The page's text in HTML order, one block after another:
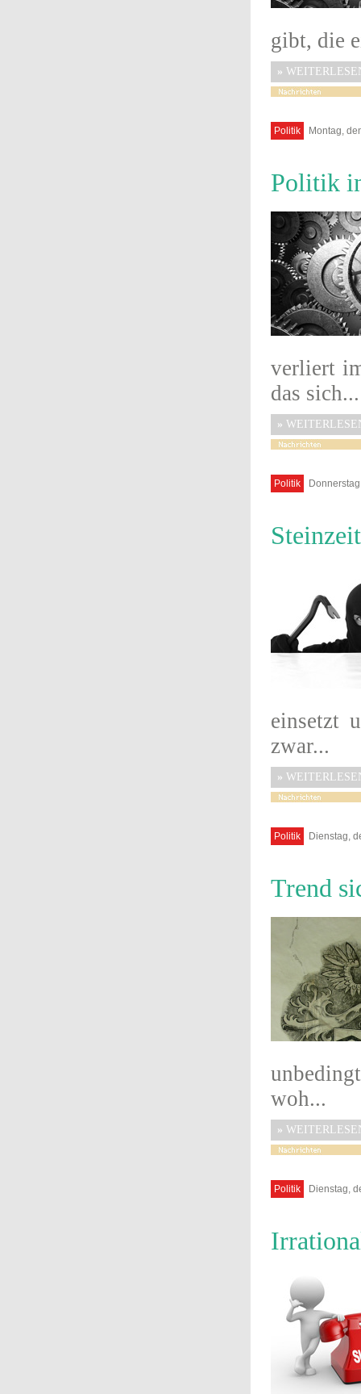
gibt, die
»
Politik Montag,
Politik
verliert
das sich...
»
Politik
einsetzt
zwar...
»
Politik Dienstag,
Trend
woh...
»
Politik Dienstag,